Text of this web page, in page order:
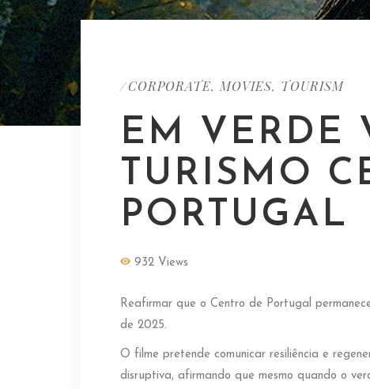
/ CORPORATE, MOVIES, TOURISM
EM VERDE
TURISMO
PORTUGAL
932 Views
Reafirmar que o Centro de Portugal
de 2025.
O filme pretende comunicar resiliência e
disruptiva, afirmando que mesmo quando o